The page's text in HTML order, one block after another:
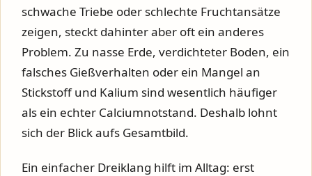
schwache Triebe oder schlechte Fruchtansätze
zeigen, steckt dahinter aber oft ein anderes
Problem. Zu nasse Erde, verdichteter Boden, ein
falsches Gießverhalten oder ein Mangel an
Stickstoff und Kalium sind wesentlich häufiger
als ein echter Calciumnotstand. Deshalb lohnt
sich der Blick aufs Gesamtbild.
Ein einfacher Dreiklang hilft im Alltag: erst